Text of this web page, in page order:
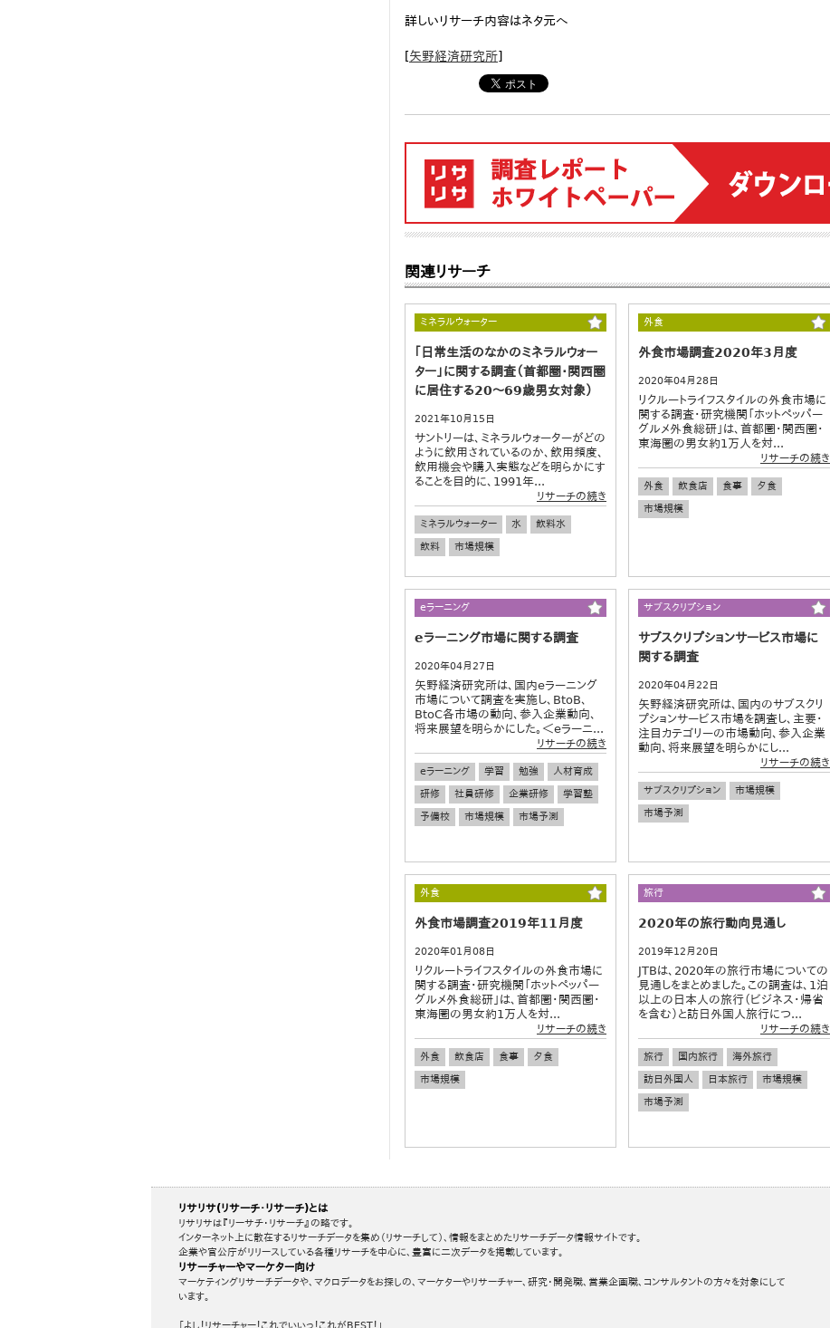
詳しいリサーチ内容はネタ元へ
[矢野経済研究所]
関連リサーチ
ミネラルウォーター
｢日常生活のなかのミネラルウォー
ター」に関する調査（首都圏・関西圏
に居住する20～69歳男女対象）
2021年10月15日
サントリーは、ミネラルウォーターがどの
ように飲用されているのか、飲用頻度、
飲用機会や購入実態などを明らかにす
ることを目的に、1991年...
リサーチの続き
ミネラルウォーター 水
飲料水
飲料
市場規模
外食
外食市場調査2020年3月度
2020年04月28日
リクルートライフスタイルの外食市場に
関する調査・研究機関「ホットペッパー
グルメ外食総研」は、首都圏・関西圏・
東海圏の男女約1万人を対...
リサーチの続き
外食 飲食店 食事
夕食
市場規模
eラーニング
eラーニング市場に関する調査
2020年04月27日
矢野経済研究所は、国内eラーニング
市場について調査を実施し、BtoB、
BtoC各市場の動向、参入企業動向、
将来展望を明らかにした。＜eラーニ...
リサーチの続き
eラーニング 学習 勉強
人材育成
研修
社員研修 企業研修
学習塾
予備校
市場規模 市場予測
サブスクリプション
サブスクリプションサービス市場に
関する調査
2020年04月22日
矢野経済研究所は、国内のサブスクリ
プションサービス市場を調査し、主要・
注目カテゴリーの市場動向、参入企業
動向、将来展望を明らかにし...
リサーチの続き
サブスクリプション
市場規模
市場予測
外食
外食市場調査2019年11月度
2020年01月08日
リクルートライフスタイルの外食市場に
関する調査・研究機関「ホットペッパー
グルメ外食総研」は、首都圏・関西圏・
東海圏の男女約1万人を対...
リサーチの続き
外食 飲食店 食事
夕食
市場規模
旅行
2020年の旅行動向見通し
2019年12月20日
JTBは、2020年の旅行市場についての
見通しをまとめました。この調査は、1泊
以上の日本人の旅行（ビジネス･帰省
を含む）と訪日外国人旅行につ...
リサーチの続き
旅行 国内旅行
海外旅行
訪日外国人
日本旅行
市場規模
市場予測
リサリサ(リサーチ・リサーチ)とは
リサリサは『リーサチ・リサーチ』の略です。
インターネット上に散在するリサーチデータを集め（リサーチして）、情報をまとめたリサーチデータ情報サイトです。
企業や官公庁がリリースしている各種リサーチを中心に、豊富に二次データを掲載しています。
リサーチャーやマーケター向け
マーケティングリサーチデータや、マクロデータをお探しの、マーケターやリサーチャー、研究・開発職、営業企画職、コンサルタントの方々を対象にして
います。